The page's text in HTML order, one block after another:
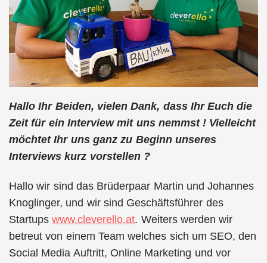
Hallo Ihr Beiden, vielen Dank, dass Ihr Euch die
Zeit für ein Interview mit uns nemmst ! Vielleicht
möchtet Ihr uns ganz zu Beginn unseres
Interviews kurz vorstellen ?
Hallo wir sind das Brüderpaar Martin und Johannes
Knoglinger, und wir sind Geschäftsführer des
Startupswww.cleverello.at. Weiters werden wir
betreut von einem Team welches sich um SEO, den
Social Media Auftritt, Online Marketing und vor